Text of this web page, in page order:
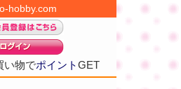
hobby.com
い物でポイントGET